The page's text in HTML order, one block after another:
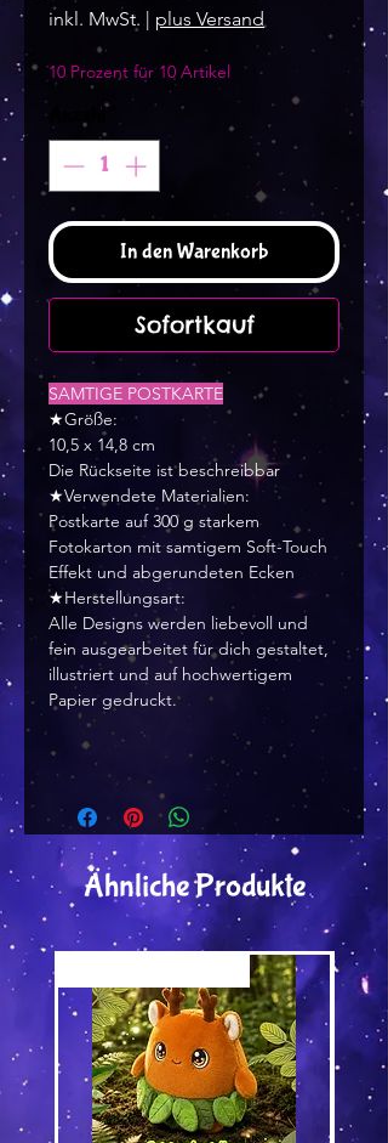
inkl. MwSt. | plus Versand
10 Prozent für 10 Artikel
Anzahl
In den Warenkorb
Sofortkauf
SAMTIGE POSTKARTE
★Größe:
10,5 x 14,8 cm
Die Rückseite ist beschreibbar
★Verwendete Materialien:
Postkarte auf 300 g starkem
Fotokarton mit samtigem Soft-Touch
Effekt und abgerundeten Ecken
★Herstellungsart:
Alle Designs werden liebevoll und
fein ausgearbeitet für dich gestaltet,
illustriert und auf hochwertigem
Papier gedruckt.
Ähnliche Produkte